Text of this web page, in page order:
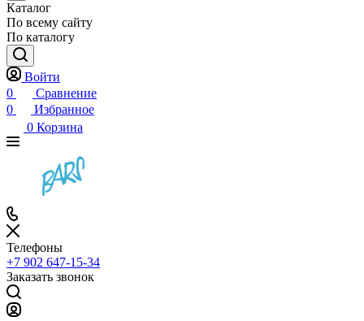
Каталог
По всему сайту
По каталогу
Войти
0
Сравнение
0
Избранное
0 Корзина
Телефоны
+7 902 647-15-34
Заказать звонок